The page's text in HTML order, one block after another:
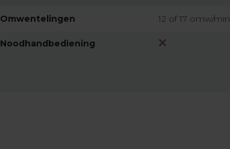
Omwentelingen 12 of 17 omw/min
Noodhandbediening